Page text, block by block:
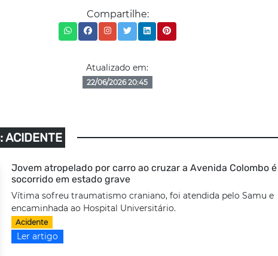
Compartilhe:
Atualizado em:
22/06/2026 20:45
ACIDENTE
Jovem atropelado por carro ao cruzar a Avenida Colombo é
socorrido em estado grave
Vítima sofreu traumatismo craniano, foi atendida pelo Samu e
encaminhada ao Hospital Universitário.
Acidente
Ler artigo